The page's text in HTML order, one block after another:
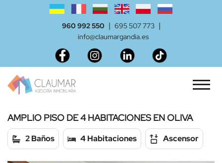
960 992 550 | 695 507 773 |
info@claumargandia.es
AMPLIO PISO DE 4 HABITACIONES EN OLIVA
2 Baños 4 Habitaciones Ascensor